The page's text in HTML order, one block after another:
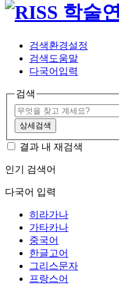
검색환경설정
검색도움말
다국어입력
검색
상세검색
결과 내 재검색
인기 검색어
다국어 입력
히라가나
가타카나
중국어
한글고어
그리스문자
프랑스어